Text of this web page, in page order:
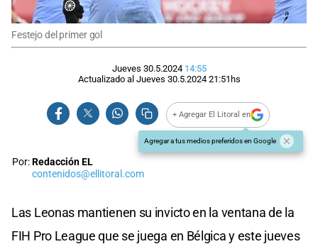
Festejo del primer gol
Jueves 30.5.2024 14:55
Actualizado al Jueves 30.5.2024 21:51hs
+ Agregar El Litoral en
Agregar a tus medios preferidos en Google
Por:Redacción EL
contenidos@ellitoral.com
Las Leonas mantienen su invicto en la ventana de la
FIH Pro League que se juega en Bélgica y este jueves